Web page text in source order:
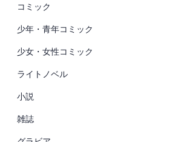
コミック
少年・青年コミック
少女・女性コミック
ライトノベル
小説
雑誌